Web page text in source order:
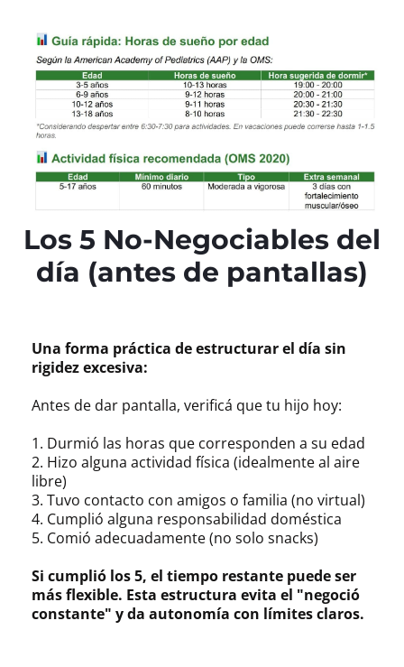
Los 5 No-Negociables del
día (antes de pantallas)
Una forma práctica de estructurar el día sin
rigidez excesiva:
Antes de dar pantalla, verificá que tu hijo hoy:
1. Durmió las horas que corresponden a su edad
2. Hizo alguna actividad física (idealmente al aire
libre)
3. Tuvo contacto con amigos o familia (no virtual)
4. Cumplió alguna responsabilidad doméstica
5. Comió adecuadamente (no solo snacks)
Si cumplió los 5, el tiempo restante puede ser
más flexible. Esta estructura evita el "negoció
constante" y da autonomía con límites claros.